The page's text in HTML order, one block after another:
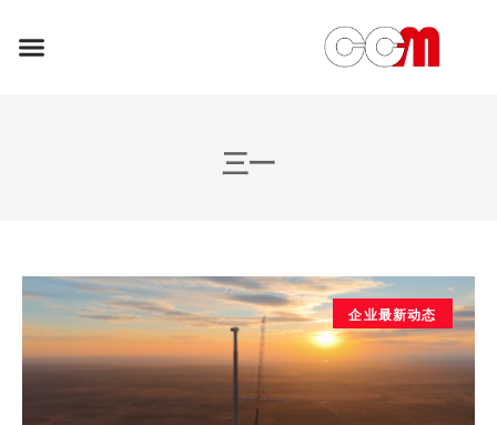
三一
企业最新动态